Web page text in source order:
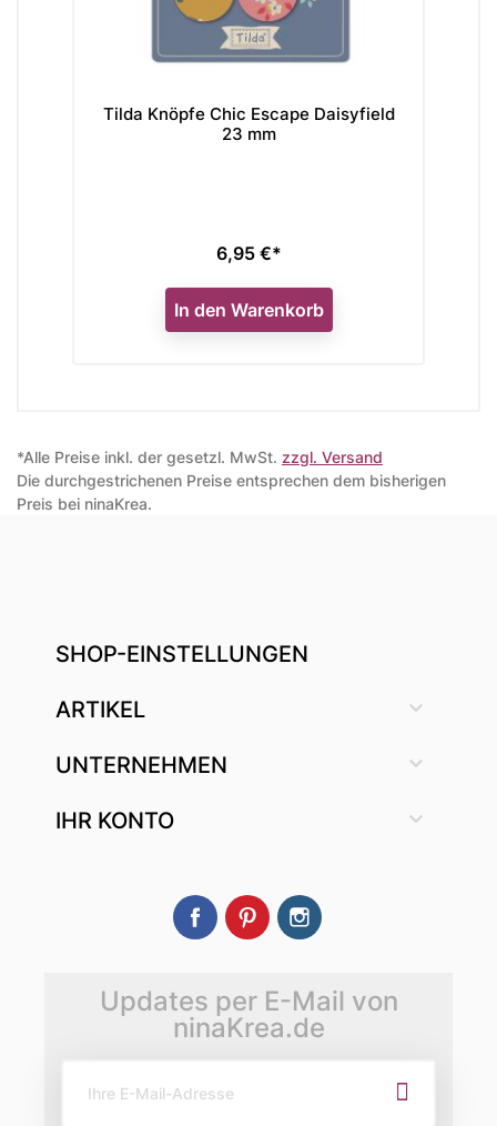
Tilda Knöpfe Chic Escape Daisyfield
23 mm
Preis
6,95 €*
In den Warenkorb
*Alle Preise inkl. der gesetzl. MwSt. zzgl. Versand
Die durchgestrichenen Preise entsprechen dem bisherigen
Preis bei ninaKrea.
SHOP-EINSTELLUNGEN
ARTIKEL 
UNTERNEHMEN 
IHR KONTO 
FacebookPinterest
Updates per E-Mail von
ninaKrea.de